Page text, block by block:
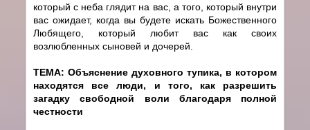
который с неба глядит на вас, а того, который внутри
вас ожидает, когда вы будете искать Божественного
Любящего, который любит вас как своих
возлюбленных сыновей и дочерей.
ТЕМА: Объяснение духовного тупика, в котором
находятся все люди, и того, как разрешить
загадку свободной воли благодаря полной
честности